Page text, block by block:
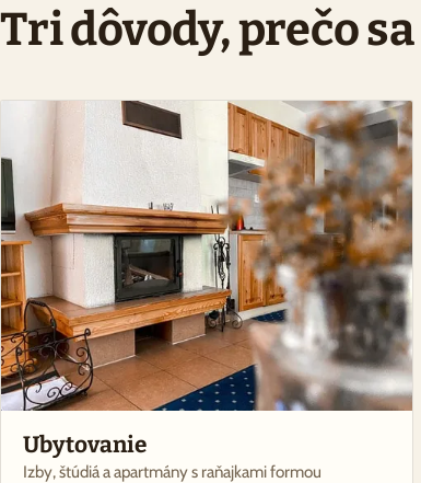
Tri dôvody, prečo
Ubytovanie
Izby, štúdiá a apartmány s raňajkami formou